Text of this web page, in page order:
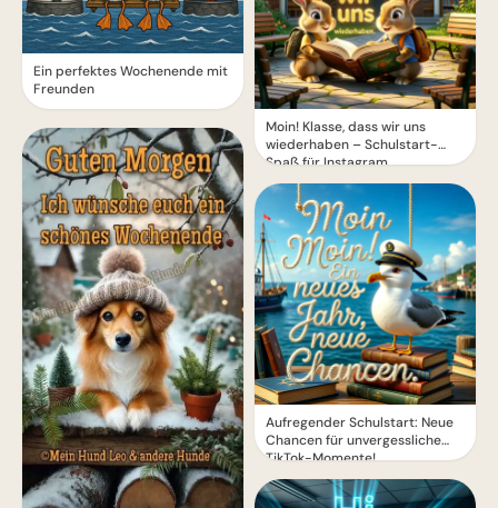
Ein perfektes Wochenende mit
Freunden
Moin! Klasse, dass wir uns
wiederhaben – Schulstart-
Spaß für Instagram
Aufregender Schulstart: Neue
Chancen für unvergessliche
TikTok-Momente!